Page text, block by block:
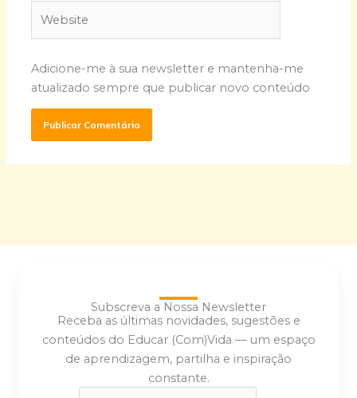
Adicione-me à sua newsletter e mantenha-me
atualizado sempre que publicar novo conteúdo
Subscreva a Nossa Newsletter
Receba as últimas novidades, sugestões e
conteúdos do Educar (Com)Vida — um espaço
de aprendizagem, partilha e inspiração
constante.